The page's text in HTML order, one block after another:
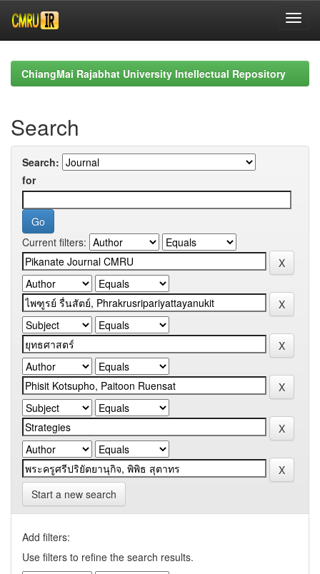
navigationChiangMai Rajabhat University Intellectual Repository
Search
Search:
for
Current filters:
Start a new search
Add filters:
Use filters to refine the search results.